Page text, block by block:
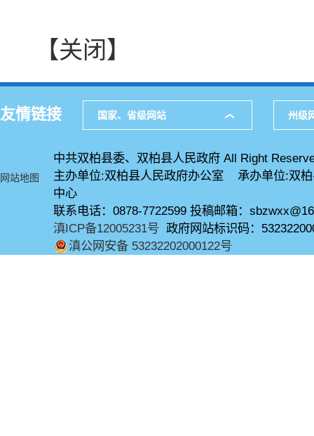
【关闭】
友情链接 国家、省级网站 州级
网站地图
中共双柏县委、双柏县人民政府 All Right
主办单位:双柏县人民政府办公室 承办单位:双
中心
联系电话：0878-7722599 投稿邮箱：
滇ICP备12005231号 政府网站标识码：
滇公网安备 53232202000122号